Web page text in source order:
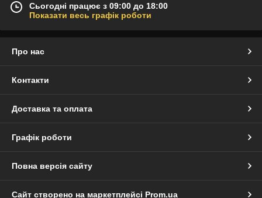
Сьогодні працює з 09:00 до 18:00
Показати весь графік роботи
Про нас
Контакти
Доставка та оплата
Графік роботи
Повна версія сайту
Сайт створено на маркетплейсі Prom.ua